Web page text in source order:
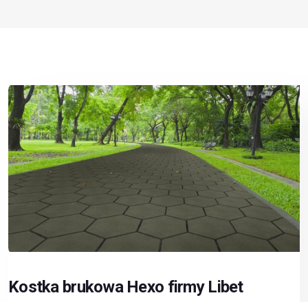
Kostka brukowa Hexo firmy Libet